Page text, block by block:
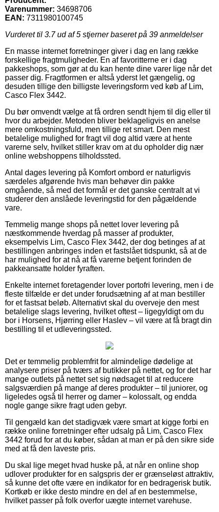
Varenummer: 34698706
EAN: 7311980100745
Vurderet til 3.7ud af 5 stjerner baseret på 39 anmeldelser
En masse internet forretninger giver i dag en lang række
forskellige fragtmuligheder. En af favoritterne er i dag
pakkeshops, som gør at du kan hente dine varer lige når det
passer dig. Fragtformen er altså yderst let gængelig, og
desuden tillige den billigste leveringsform ved køb af Lim,
Casco Flex 3442.
Du bør omvendt vælge at få ordren sendt hjem til dig eller til
hvor du arbejder. Metoden bliver beklageligvis en anelse
mere omkostningsfuld, men tillige ret smart. Den mest
betalelige mulighed for fragt vil dog altid være at hente
varerne selv, hvilket stiller krav om at du opholder dig nær
online webshoppens tilholdssted.
Antal dages levering på Komfort ombord er naturligvis
særdeles afgørende hvis man behøver din pakke
omgående, så med det formål er det ganske centralt at vi
studerer den anslåede leveringstid for den pågældende
vare.
Temmelig mange shops på nettet lover levering på
næstkommende hverdag på masser af produkter,
eksempelvis Lim, Casco Flex 3442, der dog betinges af at
bestillingen anbringes inden et fastslået tidspunkt, så at de
har mulighed for at nå at få varerne betjent forinden de
pakkeansatte holder fyraften.
Enkelte internet foretagender lover portofri levering, men i de
fleste tilfælde er det under forudsætning af at man bestiller
for et fastsat beløb. Alternativt skal du overveje den mest
betalelige slags levering, hvilket oftest – ligegyldigt om du
bor i Horsens, Hjørring eller Haslev – vil være at få bragt din
bestilling til et udleveringssted.
Det er temmelig problemfrit for almindelige dødelige at
analysere priser på tværs af butikker på nettet, og for det har
mange outlets på nettet set sig nødsaget til at reducere
salgsværdien på mange af deres produkter – til juniorer, og
ligeledes også til herrer og damer – kolossalt, og endda
nogle gange sikre fragt uden gebyr.
Til gengæld kan det stadigvæk være smart at kigge forbi en
række online forretninger efter udsalg på Lim, Casco Flex
3442 forud for at du køber, sådan at man er på den sikre side
med at få den laveste pris.
Du skal lige meget hvad huske på, at når en online shop
udlover produkter for en salgspris der er grænseløst attraktiv,
så kunne det ofte være en indikator for en bedragerisk butik.
Kortkøb er ikke desto mindre en del af en bestemmelse,
hvilket passer på folk overfor uægte internet varehuse.